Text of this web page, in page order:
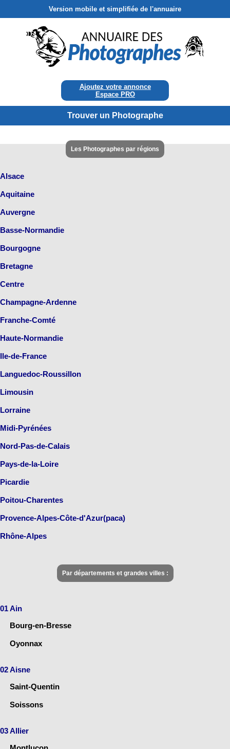
Version mobile et simplifiée de l'annuaire
Ajoutez votre annonce
Espace PRO
Trouver un Photographe
Les Photographes par régions
Alsace
Aquitaine
Auvergne
Basse-Normandie
Bourgogne
Bretagne
Centre
Champagne-Ardenne
Franche-Comté
Haute-Normandie
Ile-de-France
Languedoc-Roussillon
Limousin
Lorraine
Midi-Pyrénées
Nord-Pas-de-Calais
Pays-de-la-Loire
Picardie
Poitou-Charentes
Provence-Alpes-Côte-d'Azur(paca)
Rhône-Alpes
Par départements et grandes villes :
01 Ain
Bourg-en-Bresse
Oyonnax
02 Aisne
Saint-Quentin
Soissons
03 Allier